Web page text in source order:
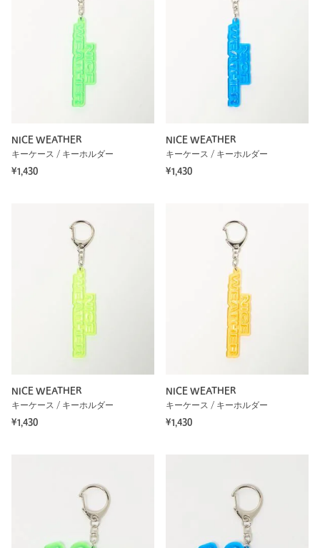
NICE WEATHER
キーケース / キーホルダー
¥1,430
NICE WEATHER
キーケース / キーホルダー
¥1,430
NICE WEATHER
キーケース / キーホルダー
¥1,430
NICE WEATHER
キーケース / キーホルダー
¥1,430